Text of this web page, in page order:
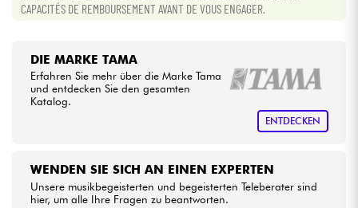
CAPACITÉS DE REMBOURSEMENT AVANT DE VOUS ENGAGER.
DIE MARKE TAMA
Erfahren Sie mehr über die Marke Tama
und entdecken Sie den gesamten
Katalog.
ENTDECKEN
WENDEN SIE SICH AN EINEN EXPERTEN
Unsere musikbegeisterten und begeisterten Teleberater sind
hier, um alle Ihre Fragen zu beantworten.